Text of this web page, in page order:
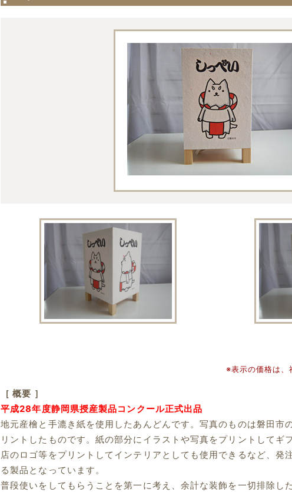
※表示の価格は、
［ 概要 ］
平成28年度静岡県授産製品コンクール正式出品
地元産檜と手漉き紙を使用したあんどんです。写真のものは磐田市
リントしたものです。紙の部分にイラストや写真をプリントしてギ
店のロゴ等をプリントしてインテリアとしても使用できるなど、発
る製品となっています。
普段使いをしてもらうことを第一に考え、余計な装飾を一切排除し